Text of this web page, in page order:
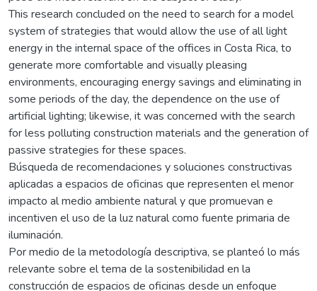
This research concluded on the need to search for a model
system of strategies that would allow the use of all light
energy in the internal space of the offices in Costa Rica, to
generate more comfortable and visually pleasing
environments, encouraging energy savings and eliminating in
some periods of the day, the dependence on the use of
artificial lighting; likewise, it was concerned with the search
for less polluting construction materials and the generation of
passive strategies for these spaces.
Búsqueda de recomendaciones y soluciones constructivas
aplicadas a espacios de oficinas que representen el menor
impacto al medio ambiente natural y que promuevan e
incentiven el uso de la luz natural como fuente primaria de
iluminación.
Por medio de la metodología descriptiva, se planteó lo más
relevante sobre el tema de la sostenibilidad en la
construcción de espacios de oficinas desde un enfoque